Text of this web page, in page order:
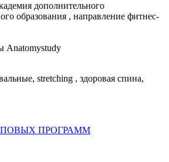
дополнительного
образования , направление фитнес-
Anatomystudy
stretching , здоровая спина,
ПРОГРАММ